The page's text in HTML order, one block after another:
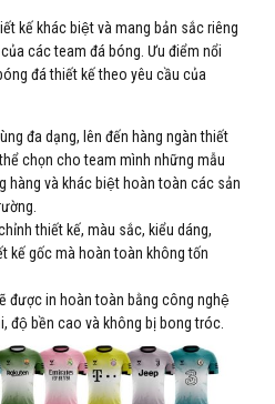
kế khác biệt và mang bản sắc riêng
các team đá bóng. Ưu điểm nổi
đá thiết kế theo yêu cầu của
đa dạng, lên đến hàng ngàn thiết
chọn cho team mình những mẫu
hàng và khác biệt hoàn toàn các sản
thiết kế, màu sắc, kiểu dáng,
kế gốc mà hoàn toàn không tốn
được in hoàn toàn bằng công nghệ
độ bền cao và không bị bong tróc.